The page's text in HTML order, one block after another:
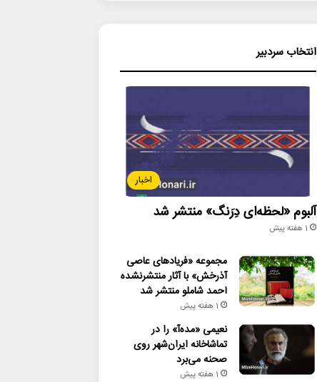
انتخاب سردبیر
اخبار
آلبوم «لحظه‌ای دِرَنگ» منتشر شد
1 هفته پیش
مجموعه «فریادهای عاصی
آذرخش» با آثار منتشرنشده
احمد شاملو منتشر شد
1 هفته پیش
نعیمی «مده‌آ» را در
تماشاخانه ایران‌شهر روی
صحنه می‌برد
1 هفته پیش